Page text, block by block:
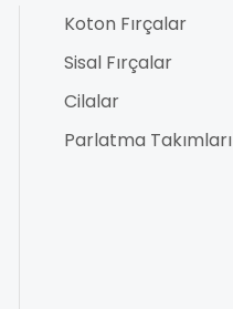
Koton Fırçalar
Sisal Fırçalar
Cilalar
Parlatma Takımları